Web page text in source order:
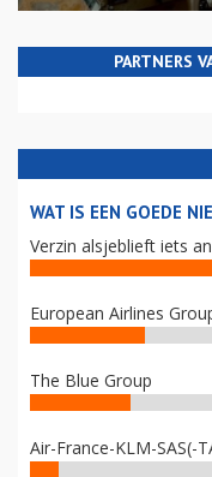
PARTNERS
WAT IS EEN GOEDE
Verzin alsjeblieft iets
European Airlines
The Blue Group
Air-France-KLM-SAS(-